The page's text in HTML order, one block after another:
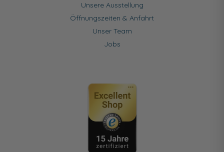
Unsere Ausstellung
Öffnungszeiten & Anfahrt
Unser Team
Jobs